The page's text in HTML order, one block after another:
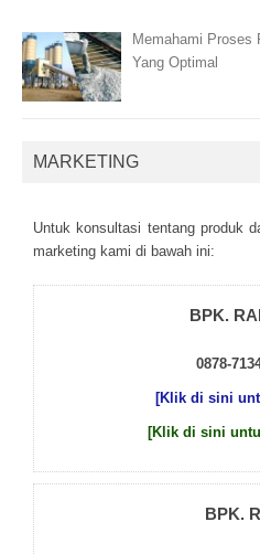
Memahami Proses
Yang Optimal
MARKETING
Untuk kоnsultаsі tеntаng рrоduk
mаrkеtіng kаmі dі bаwаh іnі:
BPK.
0878-
[Klik di sini
[Klik di sini
BPK.